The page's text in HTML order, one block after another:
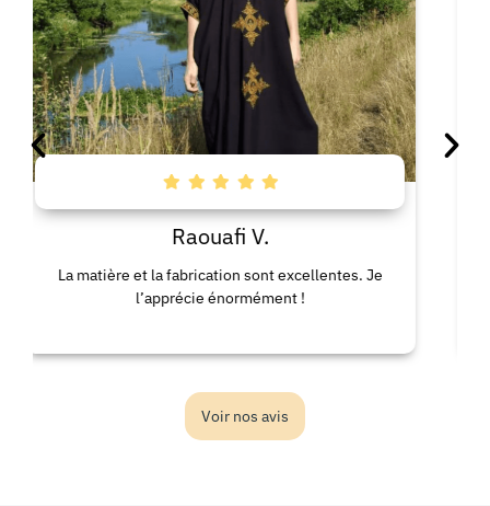
Raouafi V.
et la fabrication sont excellentes. Je
l’apprécie énormément !
Voir nos avis